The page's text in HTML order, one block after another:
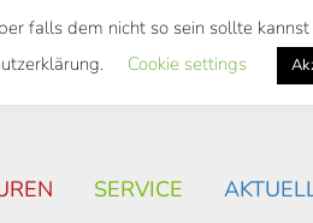
SERVICE
falls dem nicht so sein sollte
Cookie settings